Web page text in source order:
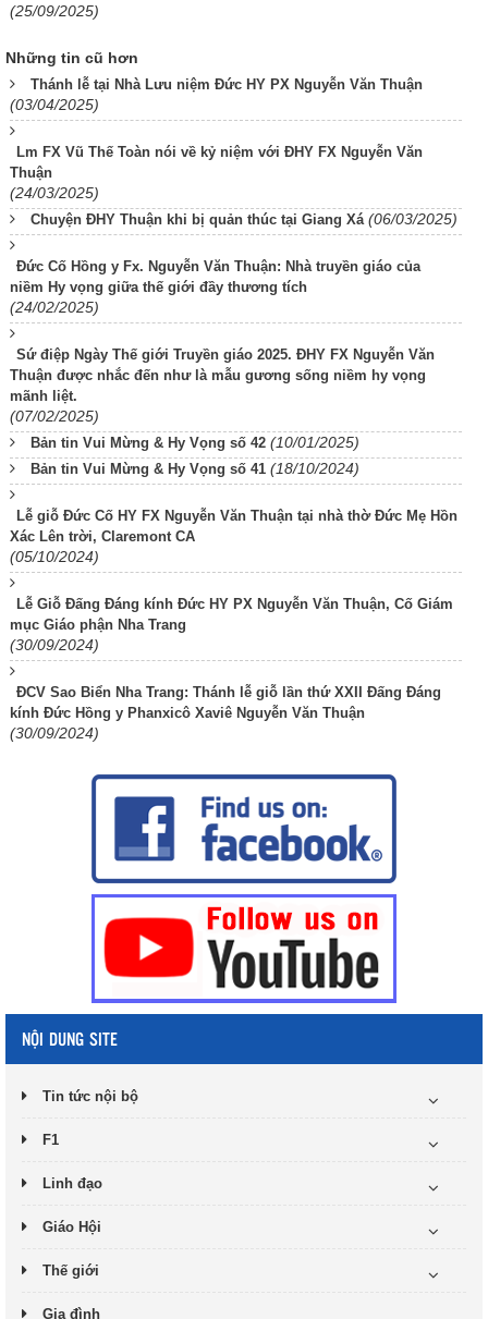
(25/09/2025)
Những tin cũ hơn
Thánh lễ tại Nhà Lưu niệm Đức HY PX Nguyễn Văn Thuận
(03/04/2025)
Lm FX Vũ Thế Toàn nói về kỷ niệm với ĐHY FX Nguyễn Văn
Thuận
(24/03/2025)
Chuyện ĐHY Thuận khi bị quản thúc tại Giang Xá (06/03/2025)
Đức Cố Hồng y Fx. Nguyễn Văn Thuận: Nhà truyền giáo của
niềm Hy vọng giữa thế giới đầy thương tích
(24/02/2025)
Sứ điệp Ngày Thế giới Truyền giáo 2025. ĐHY FX Nguyễn Văn
Thuận được nhắc đến như là mẫu gương sống niềm hy vọng
mãnh liệt.
(07/02/2025)
Bản tin Vui Mừng & Hy Vọng số 42 (10/01/2025)
Bản tin Vui Mừng & Hy Vọng số 41 (18/10/2024)
Lễ giỗ Đức Cố HY FX Nguyễn Văn Thuận tại nhà thờ Đức Mẹ Hồn
Xác Lên trời, Claremont CA
(05/10/2024)
Lễ Giỗ Đấng Đáng kính Đức HY PX Nguyễn Văn Thuận, Cố Giám
mục Giáo phận Nha Trang
(30/09/2024)
ĐCV Sao Biển Nha Trang: Thánh lễ giỗ lần thứ XXII Đấng Đáng
kính Đức Hồng y Phanxicô Xaviê Nguyễn Văn Thuận
(30/09/2024)
NỘI DUNG SITE
Tin tức nội bộ
F1
Linh đạo
Giáo Hội
Thế giới
Gia đình